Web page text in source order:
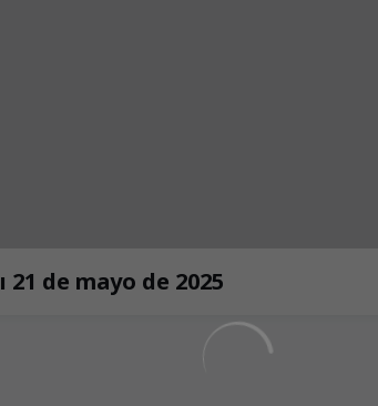
RUEDA DE PRENSA DE MARCO SANGALLI ı 21 de mayo de 2025